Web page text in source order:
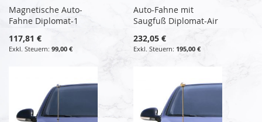
Magnetische Auto-
Fahne Diplomat-1
117,81 €
99,00 €
Auto-Fahne mit
Saugfuß Diplomat-Air
232,05 €
195,00 €